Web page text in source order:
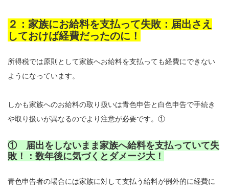
２：家族にお給料を支払って失敗：届出さえ
しておけば経費だったのに！
所得税では原則として家族へお給料を支払っても経費にできない
ようになっています。
しかも家族へのお給料の取り扱いは青色申告と白色申告で手続き
や取り扱いが異なるのでより注意が必要です。①
① 届出をしないまま家族へ給料を支払っていて失
敗！：数年後に気づくとダメージ大！
青色申告者の場合には家族に対して支払う給料が例外的に経費に